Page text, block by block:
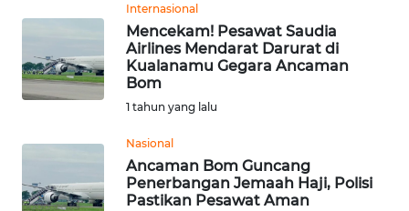
Internasional
Mencekam! Pesawat Saudia
Airlines Mendarat Darurat di
Kualanamu Gegara Ancaman
Bom
1 tahun yang lalu
Nasional
Ancaman Bom Guncang
Penerbangan Jemaah Haji, Polisi
Pastikan Pesawat Aman
INDEKS
KONTAK
KAMI